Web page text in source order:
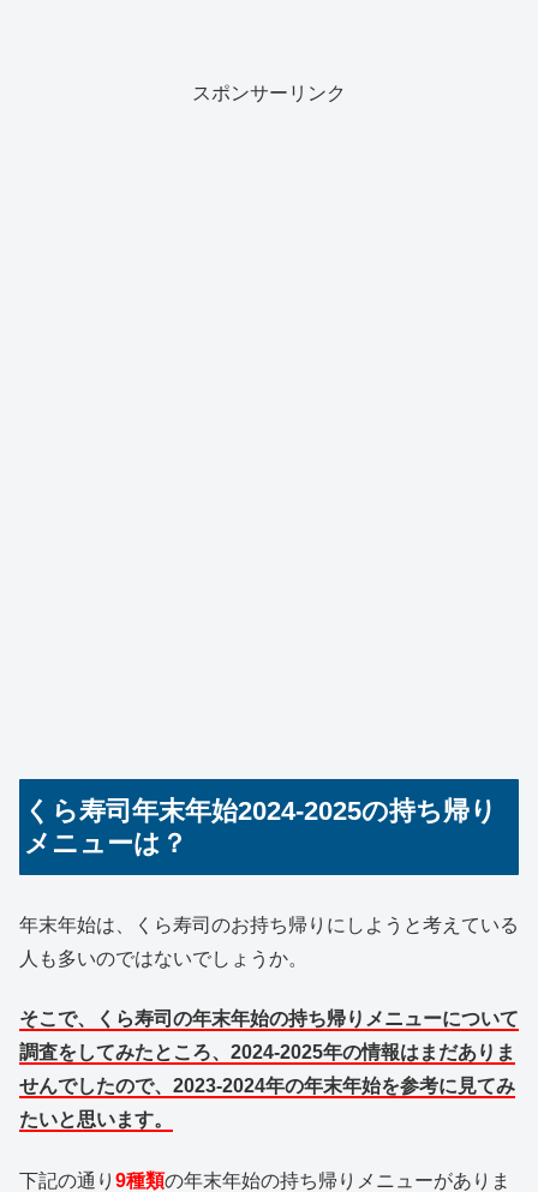
スポンサーリンク
くら寿司年末年始2024-2025の持ち帰り
メニューは？
年末年始は、くら寿司のお持ち帰りにしようと考えている
人も多いのではないでしょうか。
そこで、くら寿司の年末年始の持ち帰りメニューについて
調査をしてみたところ、2024-2025年の情報はまだありま
せんでしたので、2023-2024年の年末年始を参考に見てみ
たいと思います。
下記の通り 9種類の年末年始の持ち帰りメニューがありま